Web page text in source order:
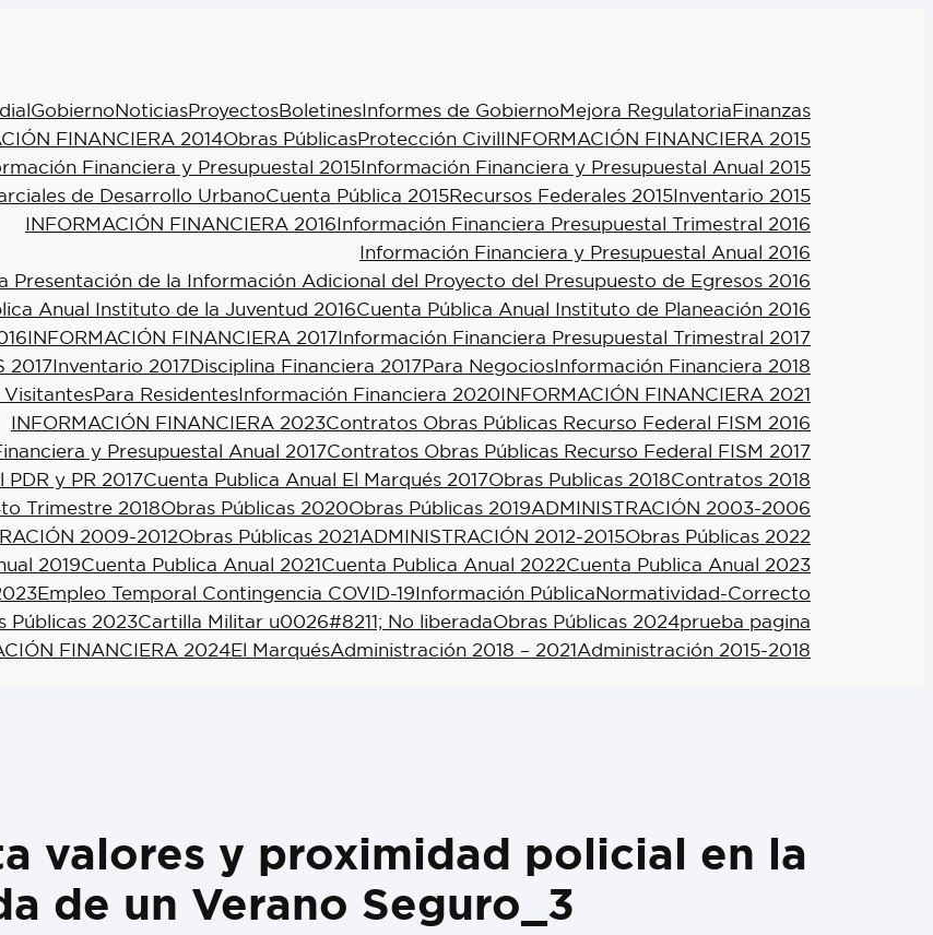
GobiernoNoticiasProyectosBoletinesInformes de GobiernoMejora RegulatoriaFinanzas
FINANCIERA 2014Obras PúblicasProtección CivilINFORMACIÓN FINANCIERA 2015
Financiera y Presupuestal 2015Información Financiera y Presupuestal Anual 2015
de Desarrollo UrbanoCuenta Pública 2015Recursos Federales 2015Inventario 2015
INFORMACIÓN FINANCIERA 2016Información Financiera Presupuestal Trimestral 2016
Información Financiera y Presupuestal Anual 2016
Presentación de la Información Adicional del Proyecto del Presupuesto de Egresos 2016
Anual Instituto de la Juventud 2016Cuenta Pública Anual Instituto de Planeación 2016
INFORMACIÓN FINANCIERA 2017Información Financiera Presupuestal Trimestral 2017
2017Inventario 2017Disciplina Financiera 2017Para NegociosInformación Financiera 2018
VisitantesPara ResidentesInformación Financiera 2020INFORMACIÓN FINANCIERA 2021
INFORMACIÓN FINANCIERA 2023Contratos Obras Públicas Recurso Federal FISM 2016
y Presupuestal Anual 2017Contratos Obras Públicas Recurso Federal FISM 2017
y PR 2017Cuenta Publica Anual El Marqués 2017Obras Publicas 2018Contratos 2018
Trimestre 2018Obras Públicas 2020Obras Públicas 2019ADMINISTRACIÓN 2003-2006
2009-2012Obras Públicas 2021ADMINISTRACIÓN 2012-2015Obras Públicas 2022
2019Cuenta Publica Anual 2021Cuenta Publica Anual 2022Cuenta Publica Anual 2023
Empleo Temporal Contingencia COVID-19Información PúblicaNormatividad-Correcto
Públicas 2023Cartilla Militar u0026#8211; No liberadaObras Públicas 2024prueba pagina
FINANCIERA 2024El MarquésAdministración 2018 – 2021Administración 2015-2018
valores y proximidad policial en la
de un Verano Seguro_3